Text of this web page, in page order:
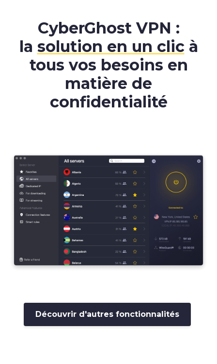
CyberGhost VPN :
la solution en un clicà
tous vos besoins en
matière de
confidentialité
Découvrir d'autres fonctionnalités